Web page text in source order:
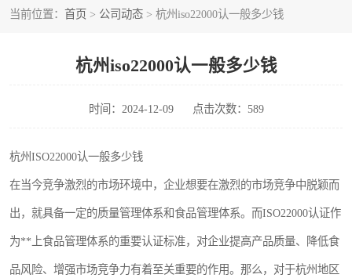
当前位置： 首页 > 公司动态 > 杭州iso22000认一般多少钱
杭州iso22000认一般多少钱
时间：2024-12-09 点击次数：589
杭州ISO22000认一般多少钱
在当今竞争激烈的市场环境中，企业想要在激烈的市场竞争中脱颖而
出，就具备一定的质量管理体系和食品管理体系。而ISO22000认证作
为**上食品管理体系的重要认证标准，对企业提高产品质量、降低食
品风险、增强市场竞争力有着至关重要的作用。那么，对于杭州地区
45001认证